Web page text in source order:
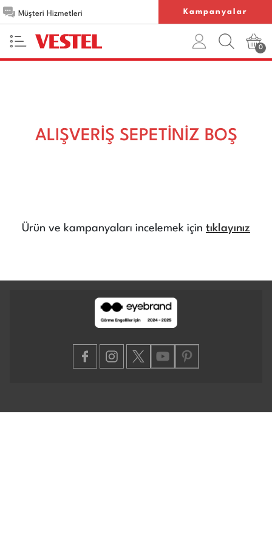
Müşteri Hizmetleri Kampanyalar
0
ALIŞVERİŞ SEPETİNİZ BOŞ
Ürün ve kampanyaları incelemek için tıklayınız